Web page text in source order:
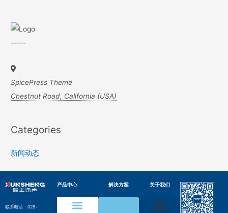
-----
SpicePress Theme
Chestnut Road, California (USA)
Categories
新闻动态
联系电话：029-
产品中心 解决方案 关于我们